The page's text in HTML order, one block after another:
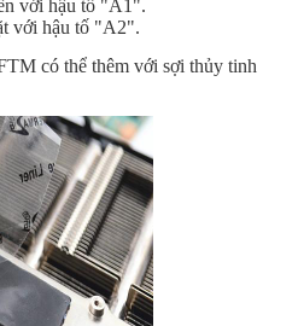
với hậu tố "A1".
với hậu tố "A2".
có thể thêm với sợi thủy tinh